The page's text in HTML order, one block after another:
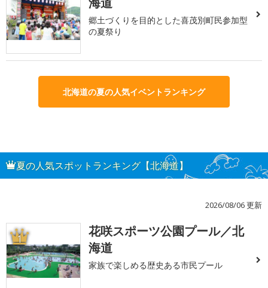
郷土づくりを目的とした喜茂別町民参加型
の夏祭り
北海道の夏の人気イベントランキング
夏の人気スポットランキング【北海道】
2026/08/06 更新
1
花咲スポーツ公園プール／北
海道
家族で楽しめる歴史ある市民プール